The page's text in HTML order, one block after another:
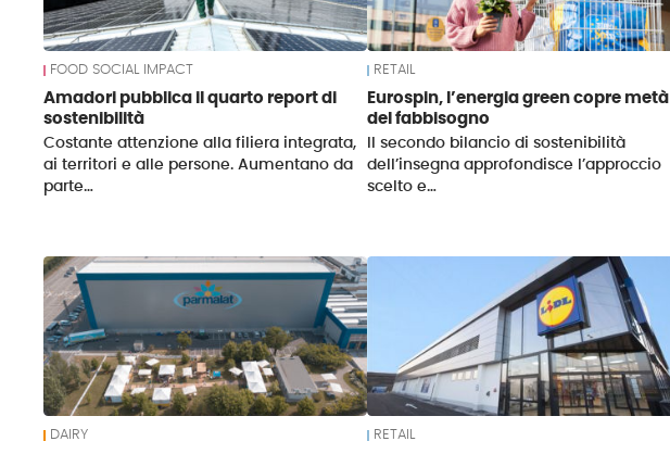
FOOD SOCIAL IMPACT
Amadori pubblica il quarto report di
sostenibilità
Costante attenzione alla filiera integrata,
ai territori e alle persone. Aumentano da
parte…
RETAIL
Eurospin, l’energia green copre metà
del fabbisogno
Il secondo bilancio di sostenibilità
dell’insegna approfondisce l’approccio
scelto e…
DAIRY RETAIL